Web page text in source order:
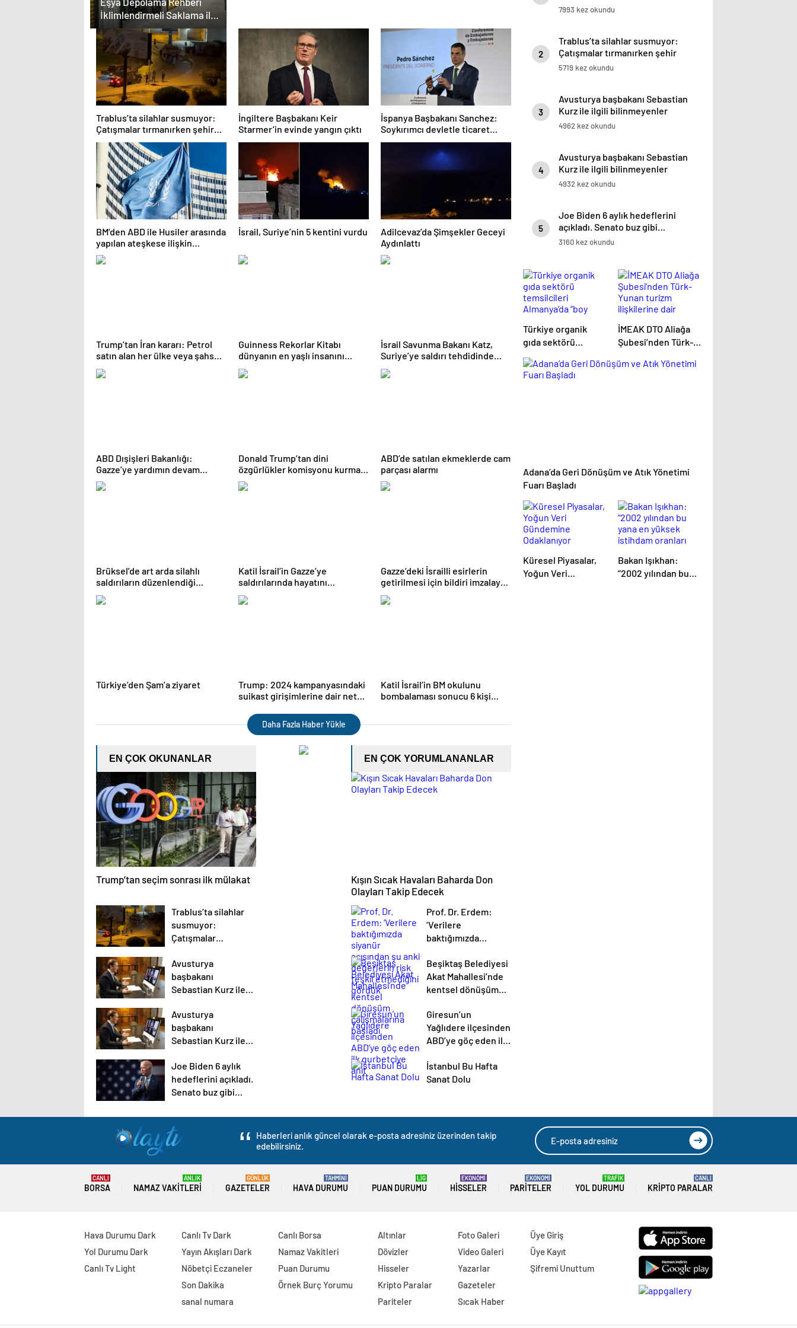
İklimlendirmeli Saklama ile
Güvenli Kullanım
Trablus’ta silahlar susmuyor:
Çatışmalar tırmanırken şehir
alarmda
İngiltere Başbakanı Keir
Starmer’in evinde yangın çıktı
İspanya Başbakanı Sanchez:
Soykırımcı devletle ticaret
yapmayız
BM’den ABD ile Husiler arasında
yapılan ateşkese ilişkin
değerlendirme
İsrail, Suriye’nin 5 kentini vurdu
Adilcevaz’da Şimşekler Geceyi
Aydınlattı
Trump’tan İran kararı: Petrol
satın alan her ülke veya şahsa
yaptırım uygulanacak
Guinness Rekorlar Kitabı
dünyanın en yaşlı insanını
açıkladı
İsrail Savunma Bakanı Katz,
Suriye’ye saldırı tehdidinde
bulundu
ABD Dışişleri Bakanlığı:
Gazze’ye yardımın devam
etmesini istiyoruz
Donald Trump’tan dini
özgürlükler komisyonu kurma
kararı
ABD’de satılan ekmeklerde cam
parçası alarmı
Brüksel’de art arda silahlı
saldırıların düzenlendiği
bölgede 2 kişi yaralandı
Katil İsrail’in Gazze’ye
saldırılarında hayatını
kaybedenlerin sayısı 51 bin 65’e
yükseldi
Gazze’deki İsrailli esirlerin
getirilmesi için bildiri imzalayan
İsraillilerin sayısı 122 bini aştı
Türkiye’den Şam’a ziyaret
Trump: 2024 kampanyasındaki
suikast girişimlerine dair net
Katil İsrail’in BM okulunu
bombalaması sonucu 6 kişi
Daha Fazla Haber Yükle
EN ÇOK OKUNANLAR
Trump’tan seçim sonrası ilk mülakat
Trablus’ta silahlar
susmuyor:
Çatışmalar
alarmda
Avusturya
başbakanı
Sebastian Kurz ile
Avusturya
başbakanı
Sebastian Kurz ile
Joe Biden 6 aylık
hedeflerini açıkladı.
Senato buz gibi…
EN ÇOK YORUMLANANLAR
Kışın Sıcak Havaları Baharda Don
Olayları Takip Edecek
Prof. Dr. Erdem:
‘Verilere
baktığımızda
anki değerlerin risk
teşkil etmediğini
gördük’
Beşiktaş Belediyesi
Akat Mahallesi’nde
kentsel dönüşüm
başladı
Giresun’un
Yağlıdere ilçesinden
ABD’ye göç eden ilk
İstanbul Bu Hafta
Sanat Dolu
7993 kez okundu
2
Trablus’ta silahlar susmuyor:
Çatışmalar tırmanırken şehir
alarmda
5719 kez okundu
3
Avusturya başbakanı Sebastian
Kurz ile ilgili bilinmeyenler
4962 kez okundu
4
Avusturya başbakanı Sebastian
Kurz ile ilgili bilinmeyenler
4932 kez okundu
5
Joe Biden 6 aylık hedeflerini
açıkladı. Senato buz gibi…
3160 kez okundu
Türkiye organik
gıda sektörü
Almanya’da “boy
gösterdi”
İMEAK DTO Aliağa
Şubesi’nden Türk-
ilişkilerine dair
Adana’da Geri Dönüşüm ve Atık Yönetimi
Fuarı Başladı
Küresel Piyasalar,
Yoğun Veri
Bakan Işıkhan:
“2002 yılından bu
Haberleri anlık güncel olarak e-posta adresiniz üzerinden takip
edebilirsiniz.
BORSA
CANLI
NAMAZ VAKITLERI
ANLIK
GAZETELER
GÜNLÜK
HAVA DURUMU
TAHMİNİ
PUAN DURUMU
LİG
HISSELER
EKONOMİ
PARITELER
EKONOMİ
YOL DURUMU
TRAFİK
KRIPTO PARALAR
CANLI
Hava Durumu Dark
Yol Durumu Dark
Canlı Tv Light
Canlı Tv Dark
Yayın Akışları Dark
Nöbetçi Eczaneler
Son Dakika
sanal numara
Canlı Borsa
Namaz Vakitleri
Puan Durumu
Örnek Burç Yorumu
Altınlar
Dövizler
Hisseler
Kripto Paralar
Pariteler
Foto Galeri
Video Galeri
Yazarlar
Gazeteler
Sıcak Haber
Üye Giriş
Üye Kayıt
Şifremi Unuttum